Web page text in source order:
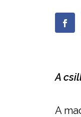
A
A